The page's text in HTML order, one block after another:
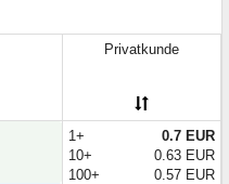
Privatkunde
1+
0.7 EUR
10+
0.63 EUR
100+
0.57 EUR